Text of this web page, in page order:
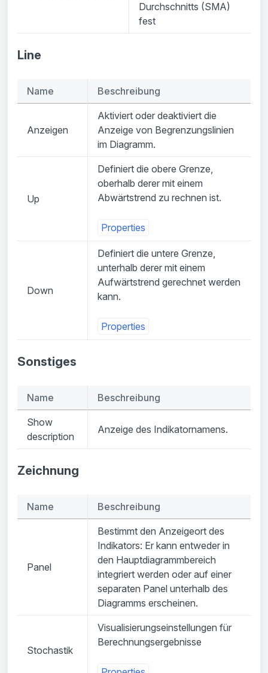
Durchschnitts (SMA)
fest
Line
Name Beschreibung
Anzeigen
Aktiviert oder deaktiviert die
Anzeige von Begrenzungslinien
im Diagramm.
Up
Definiert die obere Grenze,
oberhalb derer mit einem
Abwärtstrend zu rechnen ist.
Properties
Down
Definiert die untere Grenze,
unterhalb derer mit einem
Aufwärtstrend gerechnet werden
kann.
Properties
Sonstiges
Name Beschreibung
Show
description
Anzeige des Indikatornamens.
Zeichnung
Name Beschreibung
Panel
Bestimmt den Anzeigeort des
Indikators: Er kann entweder in
den Hauptdiagrammbereich
integriert werden oder auf einer
separaten Panel unterhalb des
Diagramms erscheinen.
Stochastik
Visualisierungseinstellungen für
Berechnungsergebnisse